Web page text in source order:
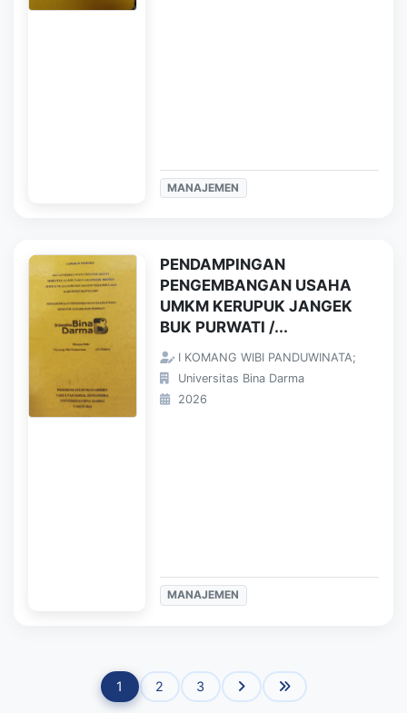
MANAJEMEN
PENDAMPINGAN
PENGEMBANGAN USAHA
UMKM KERUPUK JANGEK
BUK PURWATI /...
I KOMANG WIBI PANDUWINATA;
Universitas Bina Darma
2026
MANAJEMEN
1 2 3